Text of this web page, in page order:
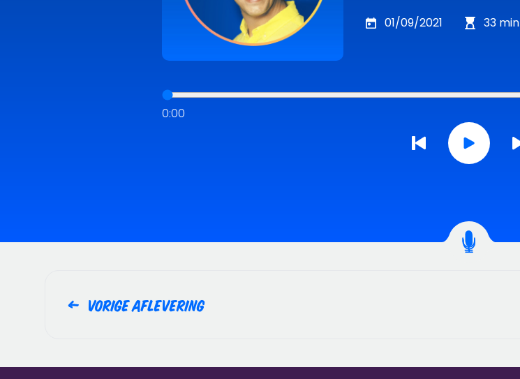
01/09/2021 33 min
0:00
Icon arrow previous
Vorige aflevering